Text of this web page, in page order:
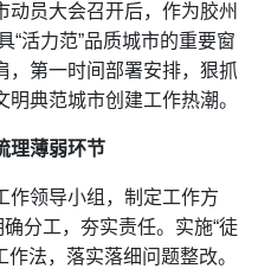
动员大会召开后，作为胶州
“活力范”品质城市的重要窗
，第一时间部署安排，狠抓
典范城市创建工作热潮。
理薄弱环节
作领导小组，制定工作方
分工，夯实责任。实施“徒
作法，落实落细问题整改。